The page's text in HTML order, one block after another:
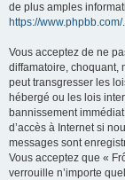
de plus amples
https://www.phpbb.com/.
Vous acceptez de ne
diffamatoire, choquant,
peut transgresser les
hébergé ou les lois
bannissement
d’accès à Internet si
messages sont
Vous acceptez que «
verrouille n’importe